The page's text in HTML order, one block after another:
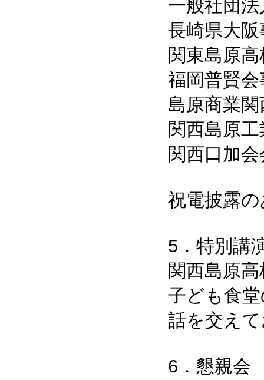
一般社団
長崎県
関東島
福岡普
島原商業
関西島原
関西
祝電披露
5．特別講
関西島原
子ども食
話を交え
6．懇親会